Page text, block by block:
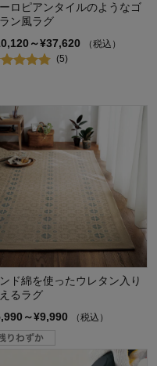
ロピアンタイルのようなゴ
ン風ラグ
～¥37,620
（税込）
(5)
ド綿を使ったウレタン入り
るラグ
～¥9,990
（税込）